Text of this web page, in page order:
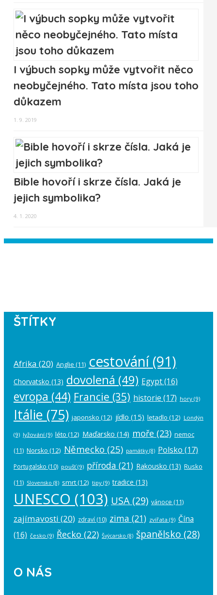
I výbuch sopky může vytvořit něco
neobyčejného. Tato místa jsou toho
důkazem
1. 9. 2019
Bible hovoří i skrze čísla. Jaká je
jejich symbolika?
4. 1. 2020
ŠTÍTKY
Afrika (20) Anglie (11) cestování(91)
Chorvatsko (13) dovolená (49) Egypt(16)
evropa (44) Francie (35) historie (17) hory (9)
Itálie (75) japonsko (12) jídlo (15) letadlo (12) Londýn
(9) lyžování (9) léto (12) Maďarsko (14) moře (23) nemoc
(11) Norsko (12) Německo (25) památky(8) Polsko (17)
Portugalsko (10) poušť(9) příroda (21) Rakousko (13) Rusko
(11) Slovensko (8) smrt(12) tipy (9) tradice (13)
UNESCO (103) USA (29) vánoce (11)
zajímavosti (20) zdraví (10) zima (21) zvířata (9) Čína
(16) česko (9) Řecko (22) Švýcarsko (8) španělsko (28)
O NÁS